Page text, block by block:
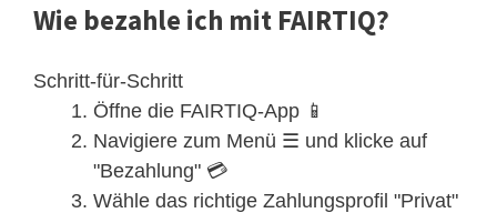
Wie bezahle ich mit FAIRTIQ?
Schritt-für-Schritt
Öffne die FAIRTIQ-App 📱
Navigiere zum Menü ☰ und klicke auf
"Bezahlung" 💳
Wähle das richtige Zahlungsprofil "Privat"